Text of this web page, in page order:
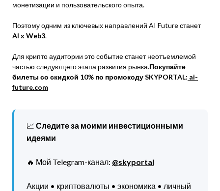
монетизации и пользовательского опыта.
Поэтому одним из ключевых направлений AI Future станет
AI x Web3.
Для крипто аудитории это событие станет неотъемлемой
частью следующего этапа развития рынка.Покупайте
билеты со скидкой 10% по промокоду SKYPORTAL: ai-
future.com
📈 Следите за моими инвестиционными
идеями
🔥 Мой Telegram-канал: @skyportal
Акции • криптовалюты • экономика • личный